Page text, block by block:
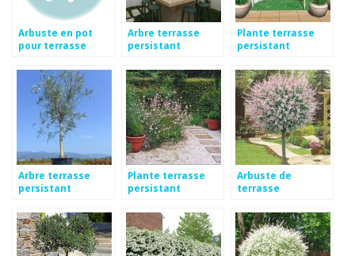
Arbuste en pot
pour terrasse
Arbre terrasse
persistant
Plante terrasse
persistant
Arbre terrasse
persistant
Plante terrasse
persistant
Arbuste de
terrasse